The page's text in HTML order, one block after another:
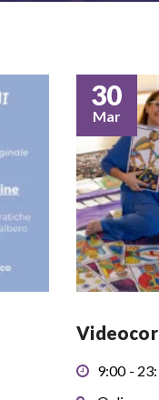
30
Mar
9:00 -